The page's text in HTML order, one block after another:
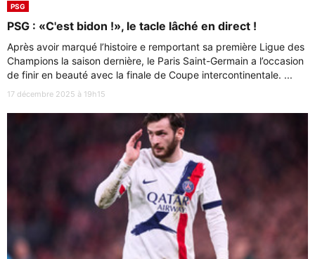
PSG
PSG : «C'est bidon !», le tacle lâché en direct !
Après avoir marqué l’histoire e remportant sa première Ligue des
Champions la saison dernière, le Paris Saint-Germain a l’occasion
de finir en beauté avec la finale de Coupe intercontinentale. ...
17 décembre 2025 à 19h15